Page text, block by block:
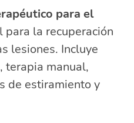
para el
para la recuperación
lesiones. Incluye
terapia manual,
de estiramiento y